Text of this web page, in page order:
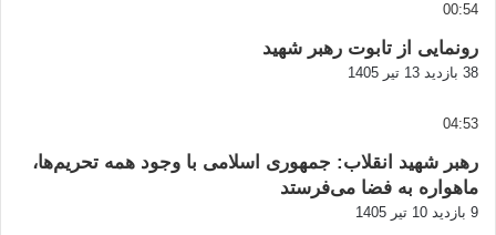
00:54
رونمایی از تابوت رهبر شهید
38 بازدید 13 تیر 1405
04:53
رهبر شهید انقلاب: جمهوری اسلامی با وجود همه تحریم‌ها،
ماهواره به فضا می‌فرستد
9 بازدید 10 تیر 1405